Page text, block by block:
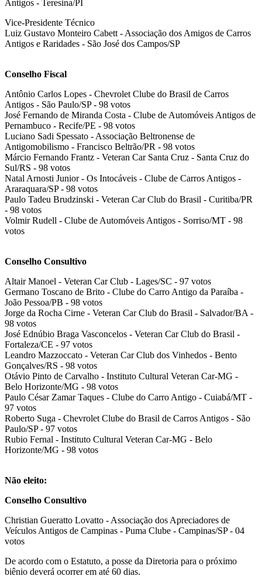
Antigos - Teresina/PI
Vice-Presidente Técnico
Luiz Gustavo Monteiro Cabett - Associação dos Amigos de Carros
Antigos e Raridades - São José dos Campos/SP
Conselho Fiscal
Antônio Carlos Lopes - Chevrolet Clube do Brasil de Carros
Antigos - São Paulo/SP - 98 votos
José Fernando de Miranda Costa - Clube de Automóveis Antigos de
Pernambuco - Recife/PE - 98 votos
Luciano Sadi Spessato - Associação Beltronense de
Antigomobilismo - Francisco Beltrão/PR - 98 votos
Márcio Fernando Frantz - Veteran Car Santa Cruz - Santa Cruz do
Sul/RS - 98 votos
Natal Arnosti Junior - Os Intocáveis - Clube de Carros Antigos -
Araraquara/SP - 98 votos
Paulo Tadeu Brudzinski - Veteran Car Club do Brasil - Curitiba/PR
- 98 votos
Volmir Rudell - Clube de Automóveis Antigos - Sorriso/MT - 98
votos
Conselho Consultivo
Altair Manoel - Veteran Car Club - Lages/SC - 97 votos
Germano Toscano de Brito - Clube do Carro Antigo da Paraíba -
João Pessoa/PB - 98 votos
Jorge da Rocha Cirne - Veteran Car Club do Brasil - Salvador/BA -
98 votos
José Ednúbio Braga Vasconcelos - Veteran Car Club do Brasil -
Fortaleza/CE - 97 votos
Leandro Mazzoccato - Veteran Car Club dos Vinhedos - Bento
Gonçalves/RS - 98 votos
Otávio Pinto de Carvalho - Instituto Cultural Veteran Car-MG -
Belo Horizonte/MG - 98 votos
Paulo César Zamar Taques - Clube do Carro Antigo - Cuiabá/MT -
97 votos
Roberto Suga - Chevrolet Clube do Brasil de Carros Antigos - São
Paulo/SP - 97 votos
Rubio Fernal - Instituto Cultural Veteran Car-MG - Belo
Horizonte/MG - 98 votos
Não eleito:
Conselho Consultivo
Christian Gueratto Lovatto - Associação dos Apreciadores de
Veículos Antigos de Campinas - Puma Clube - Campinas/SP - 04
votos
De acordo com o Estatuto, a posse da Diretoria para o próximo
biênio deverá ocorrer em até 60 dias.